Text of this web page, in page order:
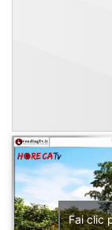
Fai clic